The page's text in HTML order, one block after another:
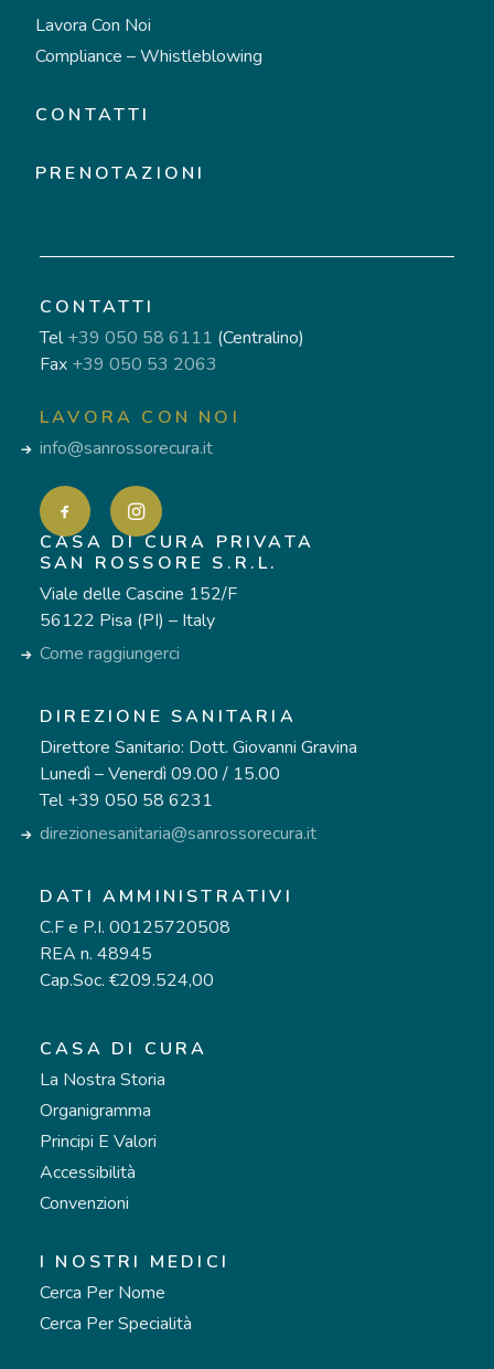
Lavora Con Noi
Compliance – Whistleblowing
CONTATTI
PRENOTAZIONI
CONTATTI
Tel+39 050 58 6111 (Centralino)
Fax +39 050 53 2063
LAVORA CON NOI
info@sanrossorecura.it
CASA DI CURA PRIVATA
SAN ROSSORE S.R.L.
Viale delle Cascine 152/F
56122 Pisa (PI) – Italy
Come raggiungerci
DIREZIONE SANITARIA
Direttore Sanitario: Dott. Giovanni Gravina
Lunedì – Venerdì 09.00 / 15.00
Tel +39 050 58 6231
direzionesanitaria@sanrossorecura.it
DATI AMMINISTRATIVI
C.F e P.I. 00125720508
REA n. 48945
Cap.Soc. €209.524,00
CASA DI CURA
La Nostra Storia
Organigramma
Principi E Valori
Accessibilità
Convenzioni
I NOSTRI MEDICI
Cerca Per Nome
Cerca Per Specialità